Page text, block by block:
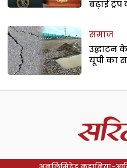
बढ़ाई
समाज
उद्घाटन
यूपी का